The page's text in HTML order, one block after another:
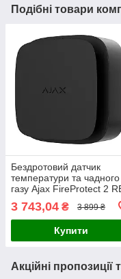
Подібні товари
Бездротовий датчик
температури та чадного
газу Ajax FireProtect 2
(Heat/CO) Black
3 743,04 ₴ 3 899 ₴
Купити
Акційні пропозиції